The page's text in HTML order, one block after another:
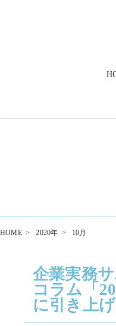
HOME> 2020年 > 10月
企業実務
コラム「
に引き上